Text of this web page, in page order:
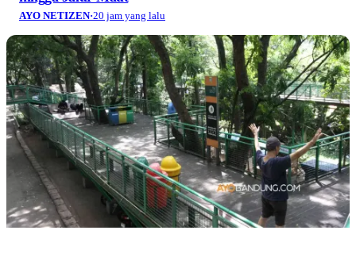
AYO NETIZEN·20 jam yang lalu